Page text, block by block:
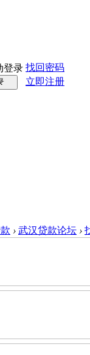
登录 找回密码
立即注册
› 武汉贷款论坛 ›